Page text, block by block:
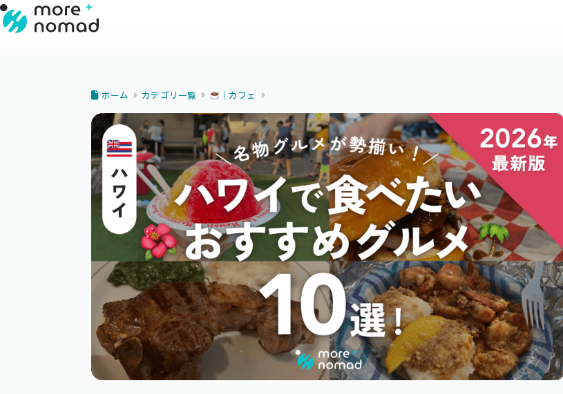
ホーム カテゴリ一覧 ｜カフェ